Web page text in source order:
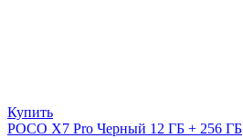
Купить
POCO X7 Pro Черный 12 ГБ + 256 ГБ